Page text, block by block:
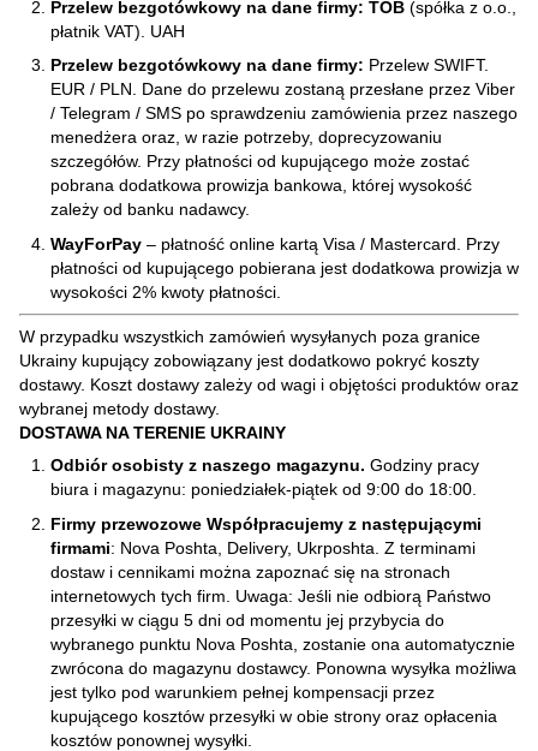
Przelew bezgotówkowy na dane firmy: ТОВ (spółka z o.o.,
płatnik VAT). UAH
Przelew bezgotówkowy na dane firmy: Przelew SWIFT.
EUR / PLN. Dane do przelewu zostaną przesłane przez Viber
/ Telegram / SMS po sprawdzeniu zamówienia przez naszego
menedżera oraz, w razie potrzeby, doprecyzowaniu
szczegółów. Przy płatności od kupującego może zostać
pobrana dodatkowa prowizja bankowa, której wysokość
zależy od banku nadawcy.
WayForPay – płatność online kartą Visa / Mastercard. Przy
płatności od kupującego pobierana jest dodatkowa prowizja w
wysokości 2% kwoty płatności.
W przypadku wszystkich zamówień wysyłanych poza granice
Ukrainy kupujący zobowiązany jest dodatkowo pokryć koszty
dostawy. Koszt dostawy zależy od wagi i objętości produktów oraz
wybranej metody dostawy.
DOSTAWA NA TERENIE UKRAINY
Odbiór osobisty z naszego magazynu. Godziny pracy
biura i magazynu: poniedziałek-piątek od 9:00 do 18:00.
Firmy przewozowe Współpracujemy z następującymi
firmami: Nova Poshta, Delivery, Ukrposhta. Z terminami
dostaw i cennikami można zapoznać się na stronach
internetowych tych firm. Uwaga: Jeśli nie odbiorą Państwo
przesyłki w ciągu 5 dni od momentu jej przybycia do
wybranego punktu Nova Poshta, zostanie ona automatycznie
zwrócona do magazynu dostawcy. Ponowna wysyłka możliwa
jest tylko pod warunkiem pełnej kompensacji przez
kupującego kosztów przesyłki w obie strony oraz opłacenia
kosztów ponownej wysyłki.